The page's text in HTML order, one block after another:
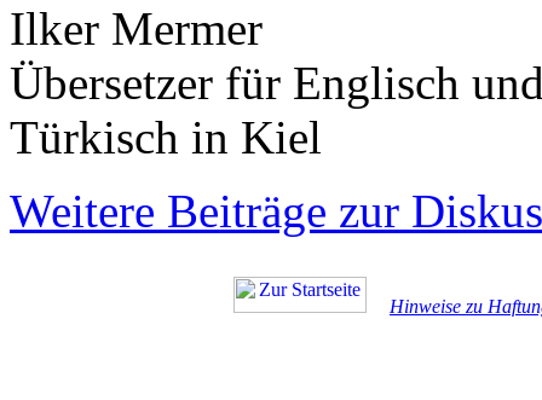
Ilker Mermer
Übersetzer für Englisch
Türkisch in Kiel
Weitere Beiträge zur
Hinweise zu